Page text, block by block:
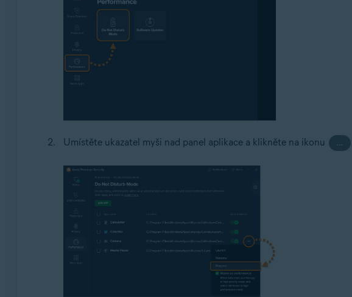
Umístěte ukazatel myši nad panel aplikace a klikněte na ikonu …